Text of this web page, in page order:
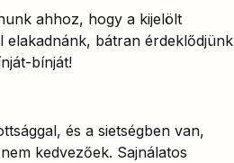
ahhoz, hogy a kijelölt
bátran érdeklődjünk
bínját!
és a sietségben van,
kedvezőek. Sajnálatos